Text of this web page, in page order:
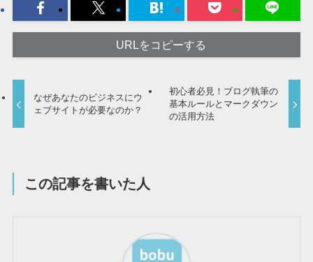
URLをコピーする
なぜあなたのビジネスにウ
ェブサイトが必要なのか？
初心者必見！ブログ執筆の
基本ルールとマークダウン
の活用方法
この記事を書いた人